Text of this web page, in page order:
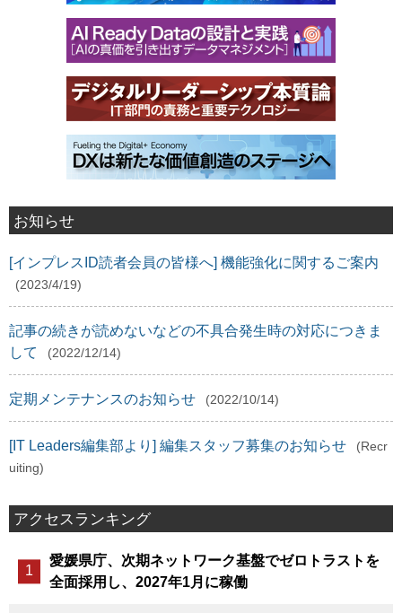
お知らせ
[インプレスID読者会員の皆様へ] 機能強化に関するご案内
(2023/4/19)
記事の続きが読めないなどの不具合発生時の対応につきま
して
(2022/12/14)
定期メンテナンスのお知らせ (2022/10/14)
[IT Leaders編集部より] 編集スタッフ募集のお知らせ
(Recr
uiting)
アクセスランキング
愛媛県庁、次期ネットワーク基盤でゼロトラストを
全面採用し、2027年1月に稼働